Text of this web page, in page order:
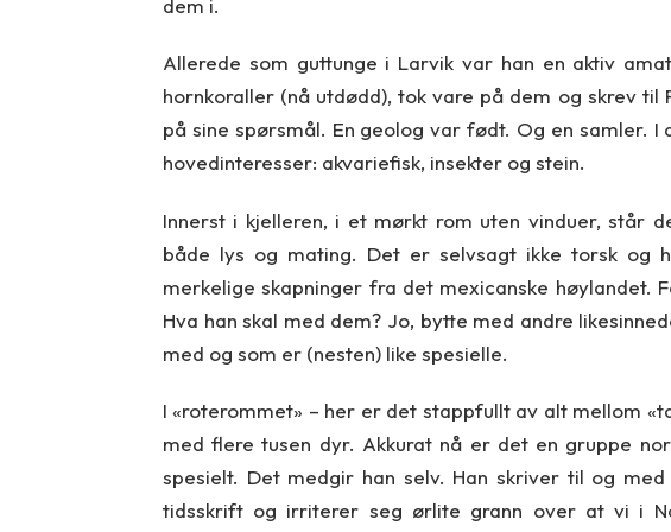
dem i.
Allerede som guttunge i Larvik var han en aktiv
hornkoraller (nå utdødd), tok vare på dem og skrev
på sine spørsmål. En geolog var født. Og en samler.
hovedinteresser: akvariefisk, insekter og stein.
Innerst i kjelleren, i et mørkt rom uten vinduer, står
både lys og mating. Det er selvsagt ikke torsk og
merkelige skapninger fra det mexicanske høylandet.
Hva han skal med dem? Jo, bytte med andre
med og som er (nesten) like spesielle.
I «roterommet» – her er det stappfullt av alt mellom
med flere tusen dyr. Akkurat nå er det en gruppe
spesielt. Det medgir han selv. Han skriver til og
tidsskrift og irriterer seg ørlite grann over at vi i